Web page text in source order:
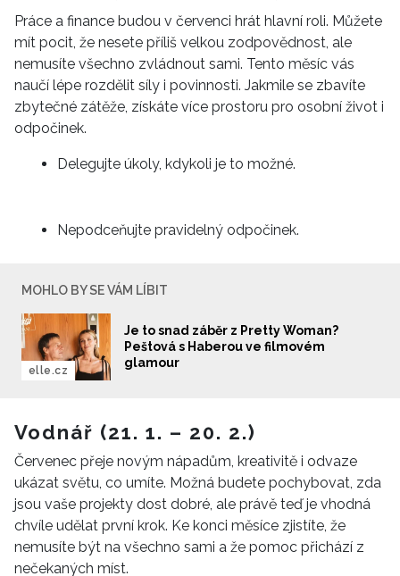
Práce a finance budou v červenci hrát hlavní roli. Můžete
mít pocit, že nesete příliš velkou zodpovědnost, ale
nemusíte všechno zvládnout sami. Tento měsíc vás
naučí lépe rozdělit síly i povinnosti. Jakmile se zbavíte
zbytečné zátěže, získáte více prostoru pro osobní život i
odpočinek.
Delegujte úkoly, kdykoli je to možné.
Nepodceňujte pravidelný odpočinek.
MOHLO BY SE VÁM LÍBIT
Je to snad záběr z Pretty Woman?
Peštová s Haberou ve filmovém
glamour
elle.cz
Vodnář (21. 1. – 20. 2.)
Červenec přeje novým nápadům, kreativitě i odvaze
ukázat světu, co umíte. Možná budete pochybovat, zda
jsou vaše projekty dost dobré, ale právě teď je vhodná
chvíle udělat první krok. Ke konci měsíce zjistíte, že
nemusíte být na všechno sami a že pomoc přichází z
nečekaných míst.